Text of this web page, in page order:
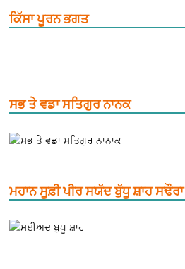
ਕਿੱਸਾ ਪੂਰਨ ਭਗਤ
ਸਭ ਤੇ ਵਡਾ ਸਤਿਗੁਰ ਨਾਨਕ
ਮਹਾਨ ਸੂਫ਼ੀ ਪੀਰ ਸਯੱਦ ਬੁੱਧੂ ਸ਼ਾਹ ਸਢੌਰਾ